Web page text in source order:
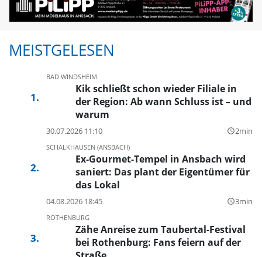
MEISTGELESEN
BAD WINDSHEIM
Kik schließt schon wieder Filiale in
der Region: Ab wann Schluss ist – und
warum
30.07.2026 11:10 query_builder2min
SCHALKHAUSEN (ANSBACH)
Ex-Gourmet-Tempel in Ansbach wird
saniert: Das plant der Eigentümer für
das Lokal
04.08.2026 18:45 query_builder3min
ROTHENBURG
Zähe Anreise zum Taubertal-Festival
bei Rothenburg: Fans feiern auf der